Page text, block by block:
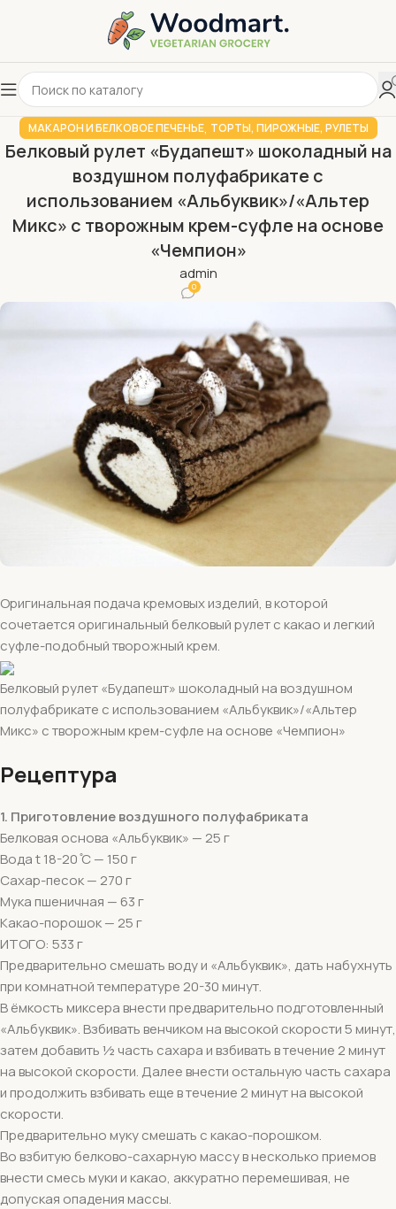
МАКАРОН И БЕЛКОВОЕ ПЕЧЕНЬЕ, ТОРТЫ, ПИРОЖНЫЕ, РУЛЕТЫ
Белковый рулет «Будапешт» шоколадный на
воздушном полуфабрикате с
использованием «Альбуквик»/«Альтер
Микс» с творожным крем-суфле на основе
«Чемпион»
admin
0
Оригинальная подача кремовых изделий, в которой
сочетается оригинальный белковый рулет с какао и легкий
суфле-подобный творожный крем.
Белковый рулет «Будапешт» шоколадный на воздушном
полуфабрикате с использованием «Альбуквик»/«Альтер
Микс» с творожным крем-суфле на основе «Чемпион»
Рецептура
1. Приготовление воздушного полуфабриката
Белковая основа «Альбуквик» — 25 г
Вода t 18-20 ̊С — 150 г
Сахар-песок — 270 г
Мука пшеничная — 63 г
Какао-порошок — 25 г
ИТОГО: 533 г
Предварительно смешать воду и «Альбуквик», дать набухнуть
при комнатной температуре 20-30 минут.
В ёмкость миксера внести предварительно подготовленный
«Альбуквик». Взбивать венчиком на высокой скорости 5 минут,
затем добавить ½ часть сахара и взбивать в течение 2 минут
на высокой скорости. Далее внести остальную часть сахара
и продолжить взбивать еще в течение 2 минут на высокой
скорости.
Предварительно муку смешать с какао-порошком.
Во взбитую белково-сахарную массу в несколько приемов
внести смесь муки и какао, аккуратно перемешивая, не
допуская опадения массы.